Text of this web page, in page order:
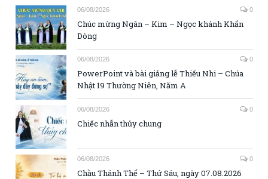
06/08/2026 0
Chúc mừng Ngân – Kim – Ngọc khánh Khấn
Dòng
06/08/2026 0
PowerPoint và bài giảng lễ Thiếu Nhi – Chúa
Nhật 19 Thường Niên, Năm A
06/08/2026 0
Chiếc nhẫn thủy chung
06/08/2026 0
Chầu Thánh Thể – Thứ Sáu, ngày 07.08.2026